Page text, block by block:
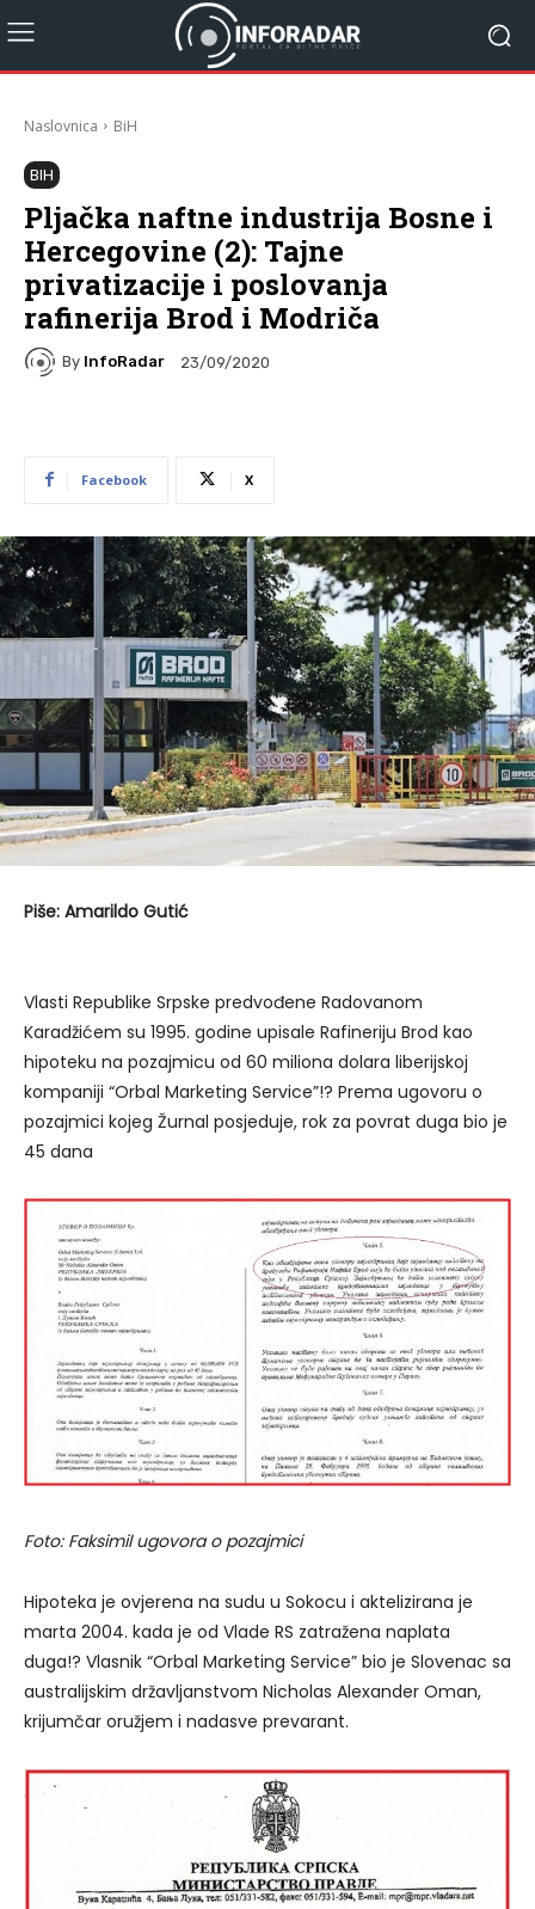
Naslovnica BiH
BIH
Pljačka naftne industrija Bosne i
Hercegovine (2): Tajne
privatizacije i poslovanja
rafinerija Brod i Modriča
By InfoRadar 23/09/2020
Facebook X
Piše: Amarildo Gutić
Vlasti Republike Srpske predvođene Radovanom
Karadžićem su 1995. godine upisale Rafineriju Brod kao
hipoteku na pozajmicu od 60 miliona dolara liberijskoj
kompaniji “Orbal Marketing Service”!? Prema ugovoru o
pozajmici kojeg Žurnal posjeduje, rok za povrat duga bio je
45 dana
Foto: Faksimil ugovora o pozajmici
Hipoteka je ovjerena na sudu u Sokocu i aktelizirana je
marta 2004. kada je od Vlade RS zatražena naplata
duga!? Vlasnik “Orbal Marketing Service” bio je Slovenac sa
australijskim državljanstvom Nicholas Alexander Oman,
krijumčar oružjem i nadasve prevarant.